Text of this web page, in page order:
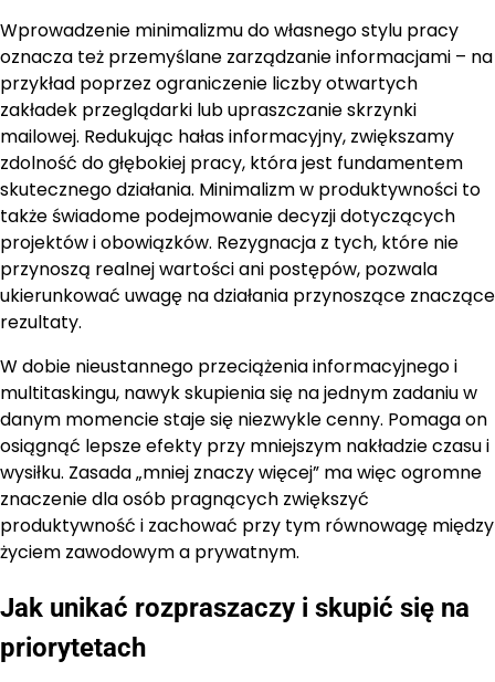
Wprowadzenie minimalizmu do własnego stylu pracy
oznacza też przemyślane zarządzanie informacjami – na
przykład poprzez ograniczenie liczby otwartych
zakładek przeglądarki lub upraszczanie skrzynki
mailowej. Redukując hałas informacyjny, zwiększamy
zdolność do głębokiej pracy, która jest fundamentem
skutecznego działania. Minimalizm w produktywności to
także świadome podejmowanie decyzji dotyczących
projektów i obowiązków. Rezygnacja z tych, które nie
przynoszą realnej wartości ani postępów, pozwala
ukierunkować uwagę na działania przynoszące znaczące
rezultaty.
W dobie nieustannego przeciążenia informacyjnego i
multitaskingu, nawyk skupienia się na jednym zadaniu w
danym momencie staje się niezwykle cenny. Pomaga on
osiągnąć lepsze efekty przy mniejszym nakładzie czasu i
wysiłku. Zasada „mniej znaczy więcej” ma więc ogromne
znaczenie dla osób pragnących zwiększyć
produktywność i zachować przy tym równowagę między
życiem zawodowym a prywatnym.
Jak unikać rozpraszaczy i skupić się na
priorytetach